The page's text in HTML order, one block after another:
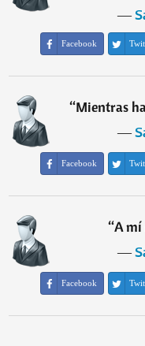
―
Facebook
“Mientras
―
Facebook
“A mí
―
Facebook